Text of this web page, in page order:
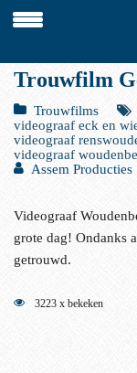
Trouwfilm
Trouwfilms
videograaf eck en
videograaf
videograaf
Assem Producties
Videograaf
grote dag! Ondanks
getrouwd.
3223 x bekeken